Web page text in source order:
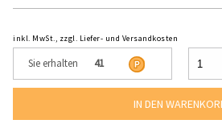
inkl. MwSt., zzgl. Liefer- und Versandkosten
Sie erhalten 41